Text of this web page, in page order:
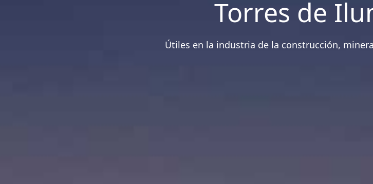
Torres de
Útiles en la industria de la construcción,